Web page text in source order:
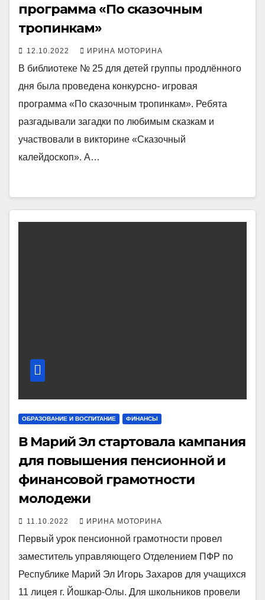
программа «По сказочным
тропинкам»
12.10.2022 ИРИНА МОТОРИНА
В библиотеке № 25 для детей группы продлённого
дня была проведена конкурсно- игровая
программа «По сказочным тропинкам». Ребята
разгадывали загадки по любимым сказкам и
участвовали в викторине «Сказочный
калейдоскоп». А…
ОБРАЗОВАНИЕ И ВОСПИТАНИЕ ФИНАНСЫ
В Марий Эл стартовала кампания
для повышения пенсионной и
финансовой грамотности
молодежи
11.10.2022 ИРИНА МОТОРИНА
Первый урок пенсионной грамотности провел
заместитель управляющего Отделением ПФР по
Республике Марий Эл Игорь Захаров для учащихся
11 лицея г. Йошкар-Олы. Для школьников провели